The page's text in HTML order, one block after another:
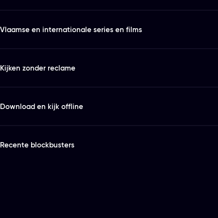
Vlaamse en internationale series en films
Kijken zonder reclame
Download en kijk offline
Recente blockbusters